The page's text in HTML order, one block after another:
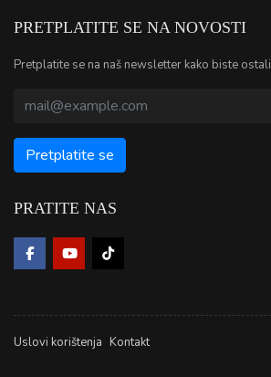
PRETPLATITE SE NA NOVOSTI
Pretplatite se na naš newsletter kako biste
PRATITE NAS
Uslovi korištenja Kontakt